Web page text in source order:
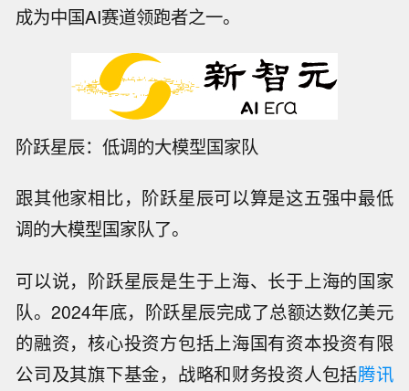
成为中国AI赛道领跑者之一。
阶跃星辰：低调的大模型国家队
跟其他家相比，阶跃星辰可以算是这五强中最低
调的大模型国家队了。
可以说，阶跃星辰是生于上海、长于上海的国家
队。2024年底，阶跃星辰完成了总额达数亿美元
的融资，核心投资方包括上海国有资本投资有限
公司及其旗下基金，战略和财务投资人包括腾讯